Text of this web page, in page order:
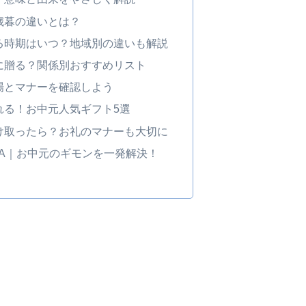
の違いとは？
時期はいつ？地域別の違いも解説
る？関係別おすすめリスト
マナーを確認しよう
る！お中元人気ギフト5選
取ったら？お礼のマナーも大切に
｜お中元のギモンを一発解決！